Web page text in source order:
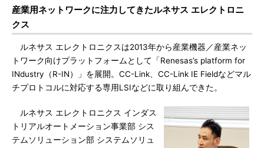
産業用ネットワークに注力してきたルネサス エレクトロニ
クス
ルネサス エレクトロニクスは2013年から産業機器／産業ネッ
トワーク向けプラットフォームとして「Renesas’s platform for
INdustry（R-IN）」を展開。CC-Link、CC-Link IE Fieldなどマル
チプロトコルに対応する専用LSIなどに取り組んできた。
ルネサス エレクトロニクス インダス
トリアルオートメーション事業部 シス
テムソリューション部 システムソリュ